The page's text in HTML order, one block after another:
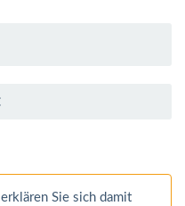
Sie sich damit